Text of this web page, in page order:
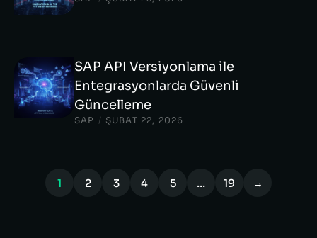
SAP API Versiyonlama ile
Entegrasyonlarda Güvenli
Güncelleme
SAP / ŞUBAT 22, 2026
1 2 3 4 5 … 19 →